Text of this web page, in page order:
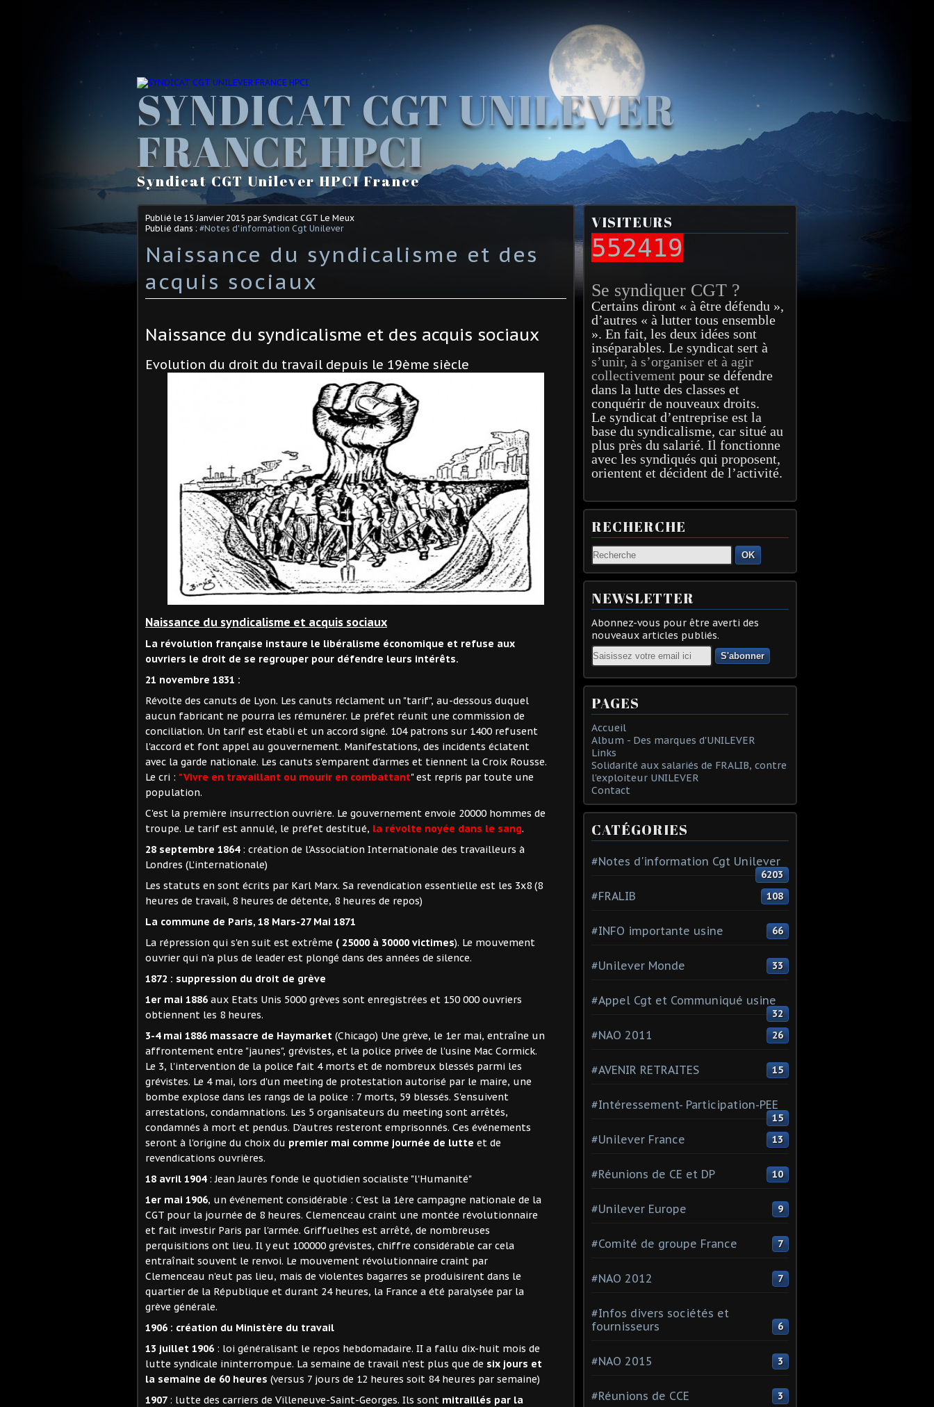
SYNDICAT CGT UNILEVER
FRANCE HPCI
Syndicat CGT Unilever HPCI France
Publié le 15 Janvier 2015 par Syndicat CGT Le Meux
Publié dans : #Notes d'information Cgt Unilever
Naissance du syndicalisme et des
acquis sociaux
Naissance du syndicalisme et des acquis sociaux
Evolution du droit du travail depuis le 19ème siècle
Naissance du syndicalisme et acquis sociaux
La révolution française instaure le libéralisme économique et refuse aux
ouvriers le droit de se regrouper pour défendre leurs intérêts.
21 novembre 1831 :
Révolte des canuts de Lyon. Les canuts réclament un "tarif", au-dessous duquel
aucun fabricant ne pourra les rémunérer. Le préfet réunit une commission de
conciliation. Un tarif est établi et un accord signé. 104 patrons sur 1400 refusent
l'accord et font appel au gouvernement. Manifestations, des incidents éclatent
avec la garde nationale. Les canuts s'emparent d'armes et tiennent la Croix Rousse.
Le cri : "Vivre en travaillant ou mourir en combattant" est repris par toute une
population.
C'est la première insurrection ouvrière. Le gouvernement envoie 20000 hommes de
troupe. Le tarif est annulé, le préfet destitué, la révolte noyée dans le sang.
28 septembre 1864 : création de l'Association Internationale des travailleurs à
Londres (L’internationale)
Les statuts en sont écrits par Karl Marx. Sa revendication essentielle est les 3x8 (8
heures de travail, 8 heures de détente, 8 heures de repos)
La commune de Paris, 18 Mars-27 Mai 1871
La répression qui s'en suit est extrême ( 25000 à 30000 victimes). Le mouvement
ouvrier qui n'a plus de leader est plongé dans des années de silence.
1872 : suppression du droit de grève
1er mai 1886 aux Etats Unis 5000 grèves sont enregistrées et 150 000 ouvriers
obtiennent les 8 heures.
3-4 mai 1886 massacre de Haymarket (Chicago) Une grève, le 1er mai, entraîne un
affrontement entre "jaunes", grévistes, et la police privée de l'usine Mac Cormick.
Le 3, l'intervention de la police fait 4 morts et de nombreux blessés parmi les
grévistes. Le 4 mai, lors d'un meeting de protestation autorisé par le maire, une
bombe explose dans les rangs de la police : 7 morts, 59 blessés. S'ensuivent
arrestations, condamnations. Les 5 organisateurs du meeting sont arrêtés,
condamnés à mort et pendus. D'autres resteront emprisonnés. Ces événements
seront à l'origine du choix du premier mai comme journée de lutte et de
revendications ouvrières.
18 avril 1904 : Jean Jaurès fonde le quotidien socialiste "l'Humanité"
1er mai 1906, un événement considérable : C'est la 1ère campagne nationale de la
CGT pour la journée de 8 heures. Clemenceau craint une montée révolutionnaire
et fait investir Paris par l'armée. Griffuelhes est arrêté, de nombreuses
perquisitions ont lieu. Il y eut 100000 grévistes, chiffre considérable car cela
entraînait souvent le renvoi. Le mouvement révolutionnaire craint par
Clemenceau n'eut pas lieu, mais de violentes bagarres se produisirent dans le
quartier de la République et durant 24 heures, la France a été paralysée par la
grève générale.
1906 : création du Ministère du travail
13 juillet 1906 : loi généralisant le repos hebdomadaire. II a fallu dix-huit mois de
lutte syndicale ininterrompue. La semaine de travail n'est plus que de six jours et
la semaine de 60 heures (versus 7 jours de 12 heures soit 84 heures par semaine)
1907 : lutte des carriers de Vïlleneuve-Saint-Georges. Ils sont mitraillés par la
VISITEURS
552419
Se syndiquer CGT ?
Certains diront « à être défendu »,
d’autres « à lutter tous ensemble
». En fait, les deux idées sont
inséparables. Le syndicat sert à
s’unir, à s’organiser et à agir
collectivement pour se défendre
dans la lutte des classes et
conquérir de nouveaux droits.
Le syndicat d’entreprise est la
base du syndicalisme, car situé au
plus près du salarié. Il fonctionne
avec les syndiqués qui proposent,
orientent et décident de l’activité.
RECHERCHE
OK
NEWSLETTER
Abonnez-vous pour être averti des
nouveaux articles publiés.
Email
PAGES
Accueil
Album - Des marques d'UNILEVER
Links
Solidarité aux salariés de FRALIB, contre
l'exploiteur UNILEVER
Contact
CATÉGORIES
#Notes d'information Cgt Unilever
6203
#FRALIB 108
#INFO importante usine 66
#Unilever Monde 33
#Appel Cgt et Communiqué usine
32
#NAO 2011 26
#AVENIR RETRAITES 15
#Intéressement- Participation-PEE
15
#Unilever France 13
#Réunions de CE et DP 10
#Unilever Europe 9
#Comité de groupe France 7
#NAO 2012 7
#Infos divers sociétés et
fournisseurs
6
#NAO 2015 3
#Réunions de CCE 3